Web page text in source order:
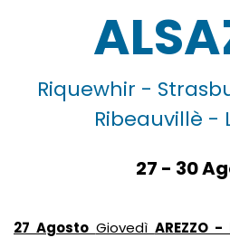
Riquewhir -
Ribeauvillè -
27 - 30
27 Agosto Giovedì AREZZO -